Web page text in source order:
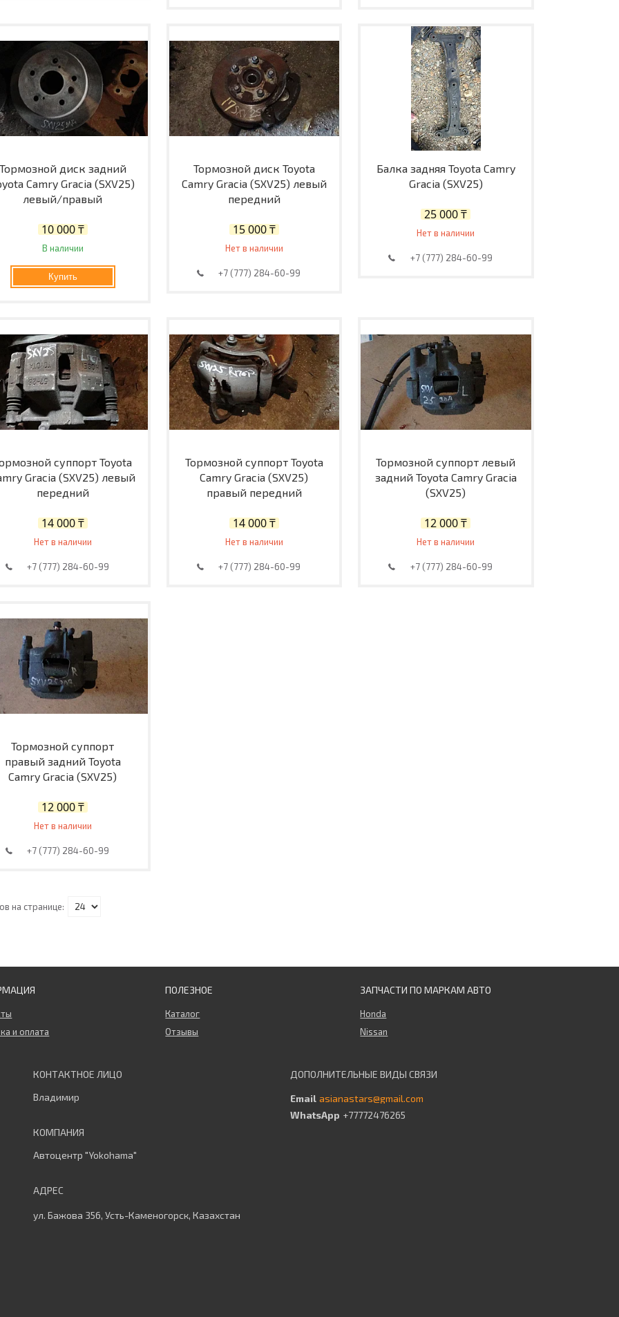
диск задний
Camry Gracia (SXV25)
левый/правый
10 000 ₸
В наличии
Купить
Тормозной диск Toyota
Camry Gracia (SXV25) левый
передний
15 000 ₸
Нет в наличии
+7 (777) 284-60-99
Балка задняя Toyota Camry
Gracia (SXV25)
25 000 ₸
Нет в наличии
+7 (777) 284-60-99
суппорт Toyota
Gracia (SXV25) левый
передний
14 000 ₸
Нет в наличии
+7 (777) 284-60-99
Тормозной суппорт Toyota
Camry Gracia (SXV25)
правый передний
14 000 ₸
Нет в наличии
+7 (777) 284-60-99
Тормозной суппорт левый
задний Toyota Camry Gracia
(SXV25)
12 000 ₸
Нет в наличии
+7 (777) 284-60-99
Тормозной суппорт
правый задний Toyota
Camry Gracia (SXV25)
12 000 ₸
Нет в наличии
+7 (777) 284-60-99
и оплата
ПОЛЕЗНОЕ
Каталог
Отзывы
ЗАПЧАСТИ ПО МАРКАМ АВТО
Honda
Nissan
Владимир
Автоцентр "Yokohama"
ул. Бажова 356, Усть-Каменогорск, Казахстан
asianastars@gmail.com
+77772476265